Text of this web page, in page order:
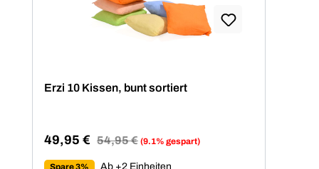
Erzi 10 Kissen, bunt sortiert
Verkaufspreis:
49,95 € Regulärer Preis:
54,95 € (9.1% gespart)
Spare 3% Ab +2 Einheiten